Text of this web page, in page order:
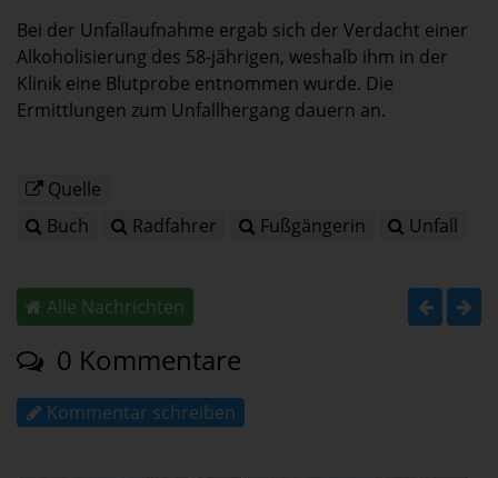
Bei der Unfallaufnahme ergab sich der Verdacht einer
Alkoholisierung des 58-jährigen, weshalb ihm in der
Klinik eine Blutprobe entnommen wurde. Die
Ermittlungen zum Unfallhergang dauern an.
Quelle
Buch
Radfahrer Fußgängerin Unfall
Alle Nachrichten
0 Kommentare
Kommentar schreiben